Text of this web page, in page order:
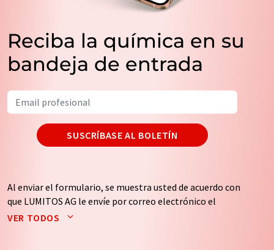
Reciba la química en su
bandeja de entrada
SUSCRÍBASE AL BOLETÍN
Al enviar el formulario, se muestra usted de acuerdo con
que LUMITOS AG le envíe por correo electrónico el
boletín o boletines seleccionados anteriormente. Sus
VER TODOS